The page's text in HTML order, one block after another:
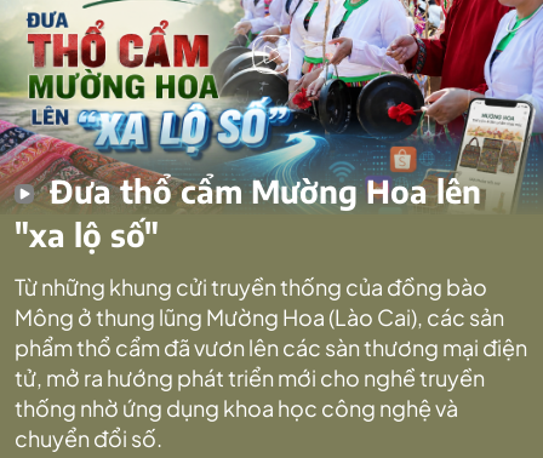
Đưa thổ cẩm Mường Hoa lên
"xa lộ số"
Từ những khung cửi truyền thống của đồng bào
Mông ở thung lũng Mường Hoa (Lào Cai), các sản
phẩm thổ cẩm đã vươn lên các sàn thương mại điện
tử, mở ra hướng phát triển mới cho nghề truyền
thống nhờ ứng dụng khoa học công nghệ và
chuyển đổi số.